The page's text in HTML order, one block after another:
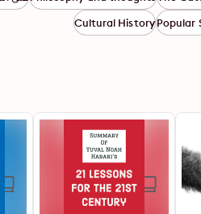
Popular
Cultural History